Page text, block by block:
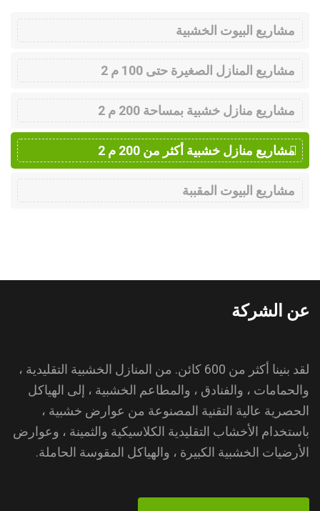
مشاريع البيوت الخشبية
مشاريع المنازل الصغيرة حتى 100 م 2
مشاريع منازل خشبية بمساحة 200 م 2
مشاريع منازل خشبية أكثر من 200 م 2
مشاريع البيوت المقببة
عن الشركة
لقد بنينا أكثر من 600 كائن. من المنازل الخشبية التقليدية ،
والحمامات ، والفنادق ، والمطاعم الخشبية ، إلى الهياكل
الحصرية عالية التقنية المصنوعة من عوارض خشبية ،
باستخدام الأخشاب التقليدية الكلاسيكية والثمينة ، وعوارض
الأرضيات الخشبية الكبيرة ، والهياكل المقوسة الحاملة.